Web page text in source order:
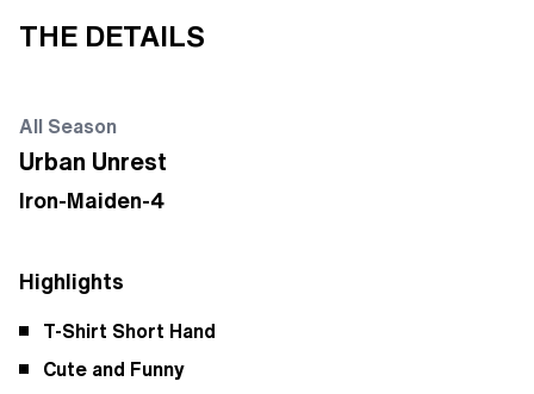
THE DETAILS
All Season
Urban Unrest
Iron-Maiden-4
Highlights
T-Shirt Short Hand
Cute and Funny